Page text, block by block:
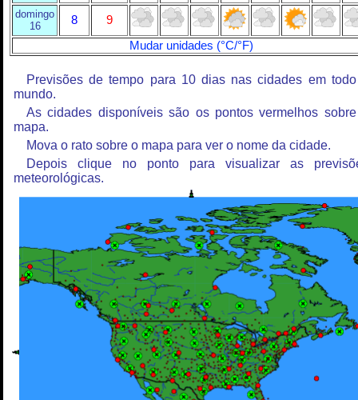
domingo
16
8
9
Mudar unidades (°C/°F)
Previsões de tempo para 10 dias nas cidades em
mundo.
As cidades disponíveis são os pontos vermelhos
mapa.
Mova o rato sobre o mapa para ver o nome da cidade.
Depois clique no ponto para visualizar as
meteorológicas.